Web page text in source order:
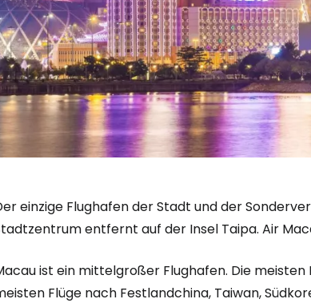
einzige Flughafen der Stadt und der
entfernt auf der Insel Taipa. Air
ist ein mittelgroßer Flughafen. Die meisten
Flüge nach Festlandchina, Taiwan,